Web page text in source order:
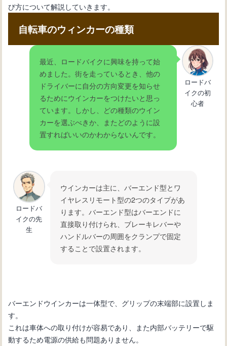
自転車の変速機が動かない：その原因
と解決法を紹介
自転車の変速機の使い方：基本操作と
効果的なギア選択法
自転車の変速機が故障：修理方法と必
要なツール
使い方を徹底解説
び方について解説していきます。
自転車のウィンカーの種類
最近、ロードバイクに興味を持って始
めました。街を走っているとき、他の
ドライバーに自分の方向変更を知らせ
るためにウインカーをつけたいと思っ
ています。しかし、どの種類のウイン
カーを選ぶべきか、またどのように設
置すればいいのかわからないんです。
ロードバ
イクの初
心者
ロードバ
イクの先
生
ウインカーは主に、バーエンド型とワ
イヤレスリモート型の2つのタイプがあ
ります。バーエンド型はバーエンドに
直接取り付けられ、ブレーキレバーや
ハンドルバーの周囲をクランプで固定
することで設置されます。
バーエンドウインカーは一体型で、グリップの末端部に設置しま
す。
これは車体への取り付けが容易であり、また内部バッテリーで駆
動するため電源の供給も問題ありません。